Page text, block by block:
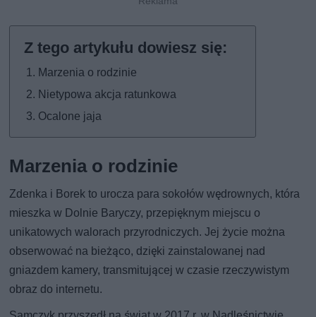
Marzenia o rodzinie
Nietypowa akcja ratunkowa
Ocalone jaja
Marzenia o rodzinie
Zdenka i Borek to urocza para sokołów wędrownych, która
mieszka w Dolnie Baryczy, przepięknym miejscu o
unikatowych walorach przyrodniczych. Jej życie można
obserwować na bieżąco, dzięki zainstalowanej nad
gniazdem kamery, transmitującej w czasie rzeczywistym
obraz do internetu.